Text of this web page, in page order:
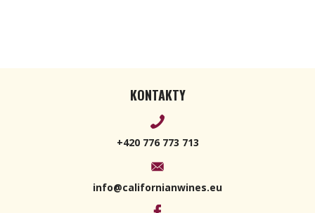
KONTAKTY
+420 776 773 713
info@californianwines.eu